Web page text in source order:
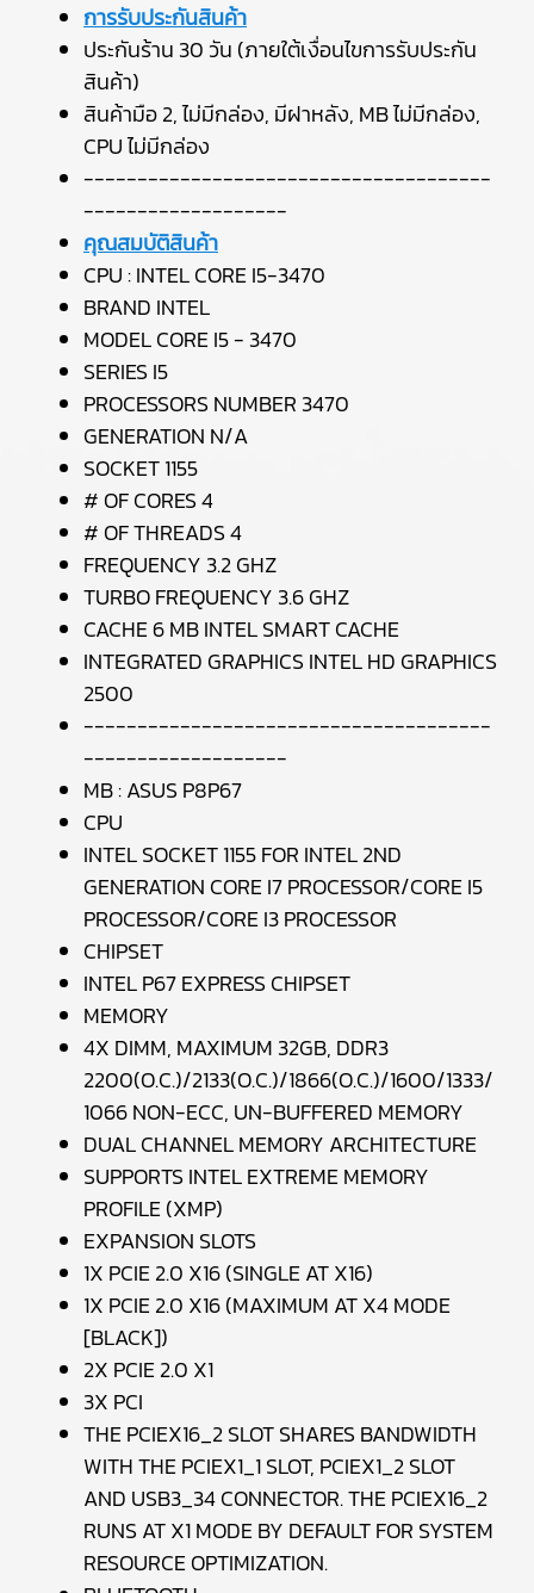
การรับประกันสินค้า
ประกันร้าน 30 วัน (ภายใต้เงื่อนไขการรับประกัน
สินค้า)
สินค้ามือ 2, ไม่มีกล่อง, มีฝาหลัง, MB ไม่มีกล่อง,
CPU ไม่มีกล่อง
--------------------------------------
-------------------
คุณสมบัติสินค้า
CPU : INTEL CORE I5-3470
BRAND INTEL
MODEL CORE I5 - 3470
SERIES I5
PROCESSORS NUMBER 3470
GENERATION N/A
SOCKET 1155
# OF CORES 4
# OF THREADS 4
FREQUENCY 3.2 GHZ
TURBO FREQUENCY 3.6 GHZ
CACHE 6 MB INTEL SMART CACHE
INTEGRATED GRAPHICS INTEL HD GRAPHICS
2500
--------------------------------------
-------------------
MB : ASUS P8P67
CPU
INTEL SOCKET 1155 FOR INTEL 2ND
GENERATION CORE I7 PROCESSOR/CORE I5
PROCESSOR/CORE I3 PROCESSOR
CHIPSET
INTEL P67 EXPRESS CHIPSET
MEMORY
4X DIMM, MAXIMUM 32GB, DDR3
2200(O.C.)/2133(O.C.)/1866(O.C.)/1600/1333/
1066 NON-ECC, UN-BUFFERED MEMORY
DUAL CHANNEL MEMORY ARCHITECTURE
SUPPORTS INTEL EXTREME MEMORY
PROFILE (XMP)
EXPANSION SLOTS
1X PCIE 2.0 X16 (SINGLE AT X16)
1X PCIE 2.0 X16 (MAXIMUM AT X4 MODE
[BLACK])
2X PCIE 2.0 X1
3X PCI
THE PCIEX16_2 SLOT SHARES BANDWIDTH
WITH THE PCIEX1_1 SLOT, PCIEX1_2 SLOT
AND USB3_34 CONNECTOR. THE PCIEX16_2
RUNS AT X1 MODE BY DEFAULT FOR SYSTEM
RESOURCE OPTIMIZATION.